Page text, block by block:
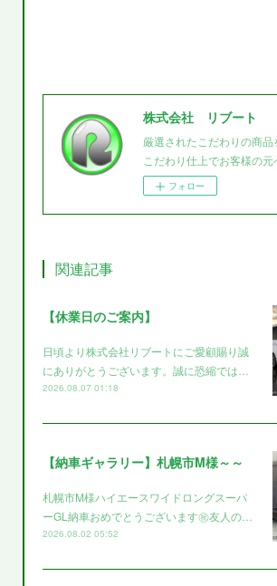
株式会社 リブート
厳選されたこだわりの商品
こだわり仕上でお客様の元
フォロー
関連記事
【休業日のご案内】
日頃より株式会社リブートにご愛顧賜り誠
にありがとうございます。誠に恐縮では…
2026.08.07 01:18
【納車ギャラリー】札幌市M様～～
札幌市M様ハイエースワイドロングスーパ
ーGL納車おめでとうございます㊗️友人の…
2026.08.02 05:52